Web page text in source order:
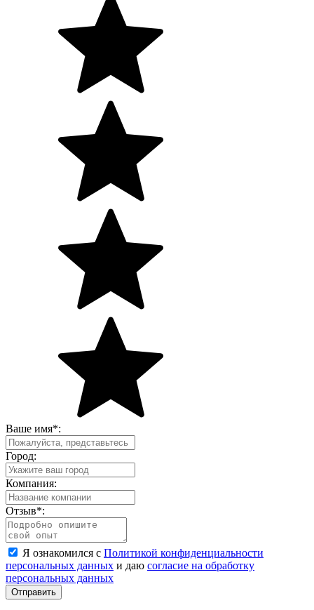
Ваше имя*:
Город:
Компания:
Отзыв*:
Я ознакомился с Политикой конфиденциальности
персональных данных и даю согласие на обработку
персональных данных
Отправить